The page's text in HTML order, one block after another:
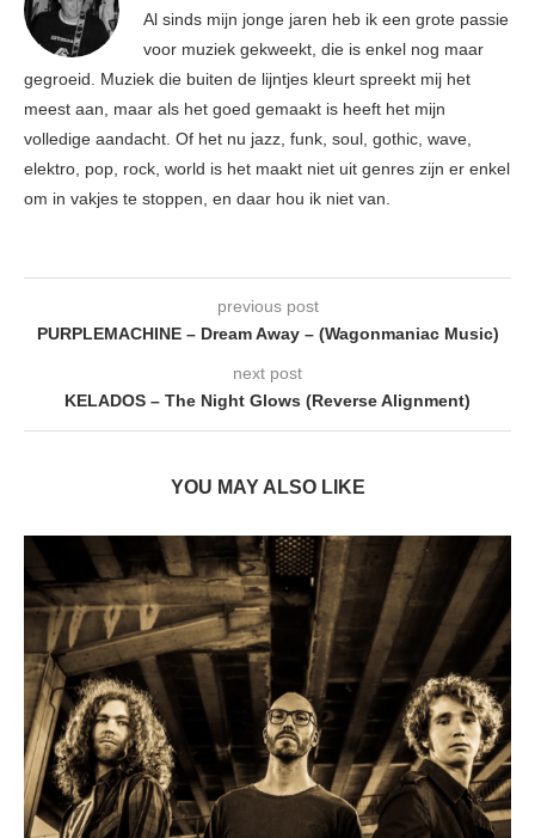
Al sinds mijn jonge jaren heb ik een grote passie
voor muziek gekweekt, die is enkel nog maar
gegroeid. Muziek die buiten de lijntjes kleurt spreekt mij het
meest aan, maar als het goed gemaakt is heeft het mijn
volledige aandacht. Of het nu jazz, funk, soul, gothic, wave,
elektro, pop, rock, world is het maakt niet uit genres zijn er enkel
om in vakjes te stoppen, en daar hou ik niet van.
previous post
PURPLEMACHINE – Dream Away – (Wagonmaniac Music)
next post
KELADOS – The Night Glows (Reverse Alignment)
YOU MAY ALSO LIKE